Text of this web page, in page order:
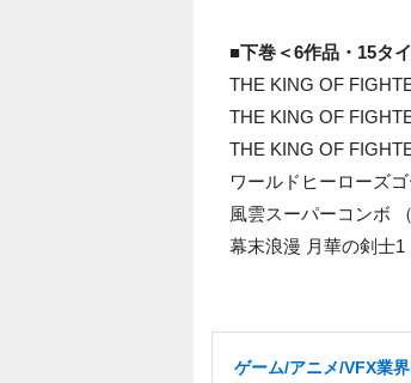
■下巻＜6作品・15タ
THE KING OF
THE KING OF
THE KING OF
ワールドヒーローズ
風雲スーパーコンボ
幕末浪漫 月華の剣士1
ゲーム/アニメ/VFX業